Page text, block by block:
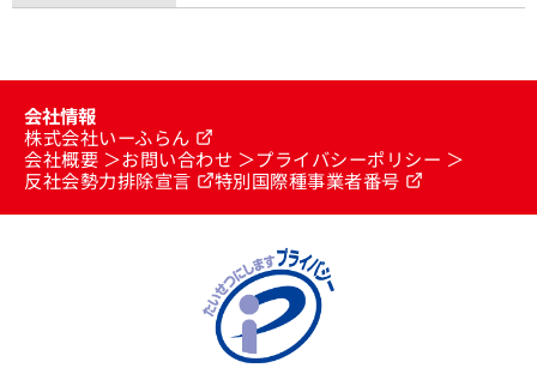
会社情報
株式会社いーふらん
会社概要
お問い合わせ
プライバシーポリシー
反社会勢力排除宣言
特別国際種事業者番号